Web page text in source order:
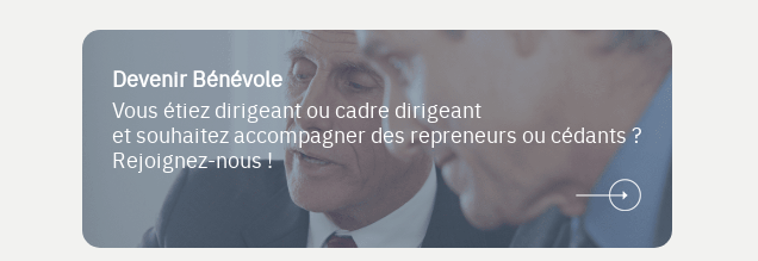
Devenir Bénévole
Vous étiez dirigeant ou cadre dirigeant
et souhaitez accompagner des repreneurs ou cédants ?
Rejoignez-nous !